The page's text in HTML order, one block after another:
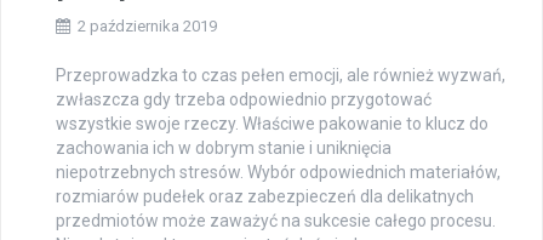
2 października 2019
Przeprowadzka to czas pełen emocji, ale również wyzwań,
zwłaszcza gdy trzeba odpowiednio przygotować
wszystkie swoje rzeczy. Właściwe pakowanie to klucz do
zachowania ich w dobrym stanie i uniknięcia
niepotrzebnych stresów. Wybór odpowiednich materiałów,
rozmiarów pudełek oraz zabezpieczeń dla delikatnych
przedmiotów może zaważyć na sukcesie całego procesu.